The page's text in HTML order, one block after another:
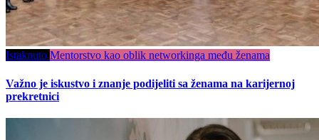
Istaknuto Mentorstvo kao oblik networkinga među ženama
Važno je iskustvo i znanje podijeliti sa ženama na karijernoj
prekretnici